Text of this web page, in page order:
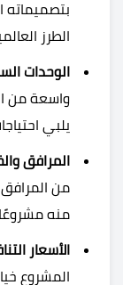
بتصميماته
الطرز
الوحدات
واسعة من
يلبي
المرافق
من المرافق
منه مشروعًا
الأسعار
المشروع